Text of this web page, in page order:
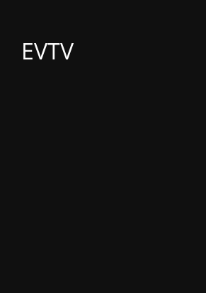
EVTV